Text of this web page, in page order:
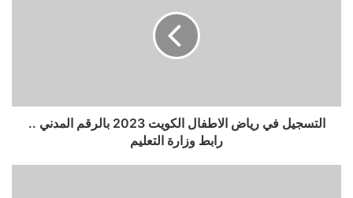
التسجيل في رياض الاطفال الكويت 2023 بالرقم المدني ..
رابط وزارة التعليم